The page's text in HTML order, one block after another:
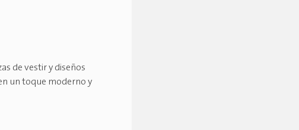
de vestir y diseños
un toque moderno y